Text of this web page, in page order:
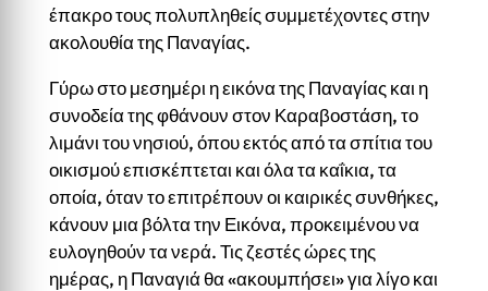
έπακρο τους πολυπληθείς συμμετέχοντες στην
ακολουθία της Παναγίας.
Γύρω στο μεσημέρι η εικόνα της Παναγίας και η
συνοδεία της φθάνουν στον Καραβοστάση, το
λιμάνι του νησιού, όπου εκτός από τα σπίτια του
οικισμού επισκέπτεται και όλα τα καΐκια, τα
οποία, όταν το επιτρέπουν οι καιρικές συνθήκες,
κάνουν μια βόλτα την Εικόνα, προκειμένου να
ευλογηθούν τα νερά. Τις ζεστές ώρες της
ημέρας, η Παναγιά θα «ακουμπήσει» για λίγο και